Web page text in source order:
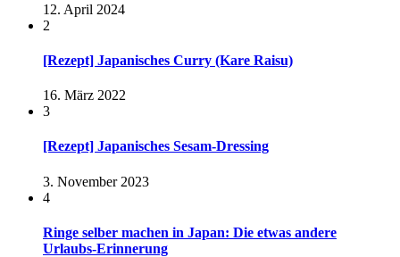
12. April 2024
2
[Rezept] Japanisches Curry (Kare Raisu)
16. März 2022
3
[Rezept] Japanisches Sesam-Dressing
3. November 2023
4
Ringe selber machen in Japan: Die etwas andere
Urlaubs-Erinnerung